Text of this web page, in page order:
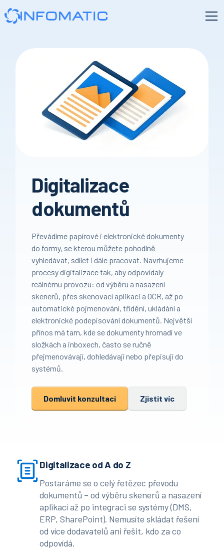
Digitalizace
dokumentů
Převádíme papírové i elektronické dokumenty
do formy, se kterou můžete pohodlně
vyhledávat, sdílet i dále pracovat. Navrhujeme
procesy digitalizace tak, aby odpovídaly
reálnému provozu: od výběru a nasazení
skenerů, přes skenovací aplikaci a OCR, až po
automatické pojmenování, třídění, ukládání a
elektronické podepisování dokumentů. Největší
přínos má tam, kde se dokumenty hromadí ve
složkách a inboxech, často se ručně
přejmenovávají, dohledávají nebo přepisují do
systémů.
Domluvit konzultaci Zjistit víc
Digitalizace od A do Z
Postaráme se o celý řetězec převodu
dokumentů – od výběru skenerů a nasazení
aplikací až po integraci se systémy (DMS,
ERP, SharePoint). Nemusíte skládat řešení
od více dodavatelů ani řešit, kdo za co
odpovídá.